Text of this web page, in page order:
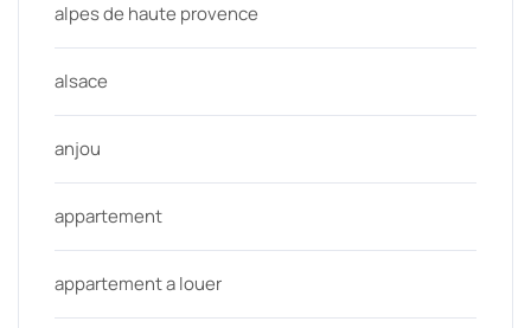
alpes de haute provence
alsace
anjou
appartement
appartement a louer